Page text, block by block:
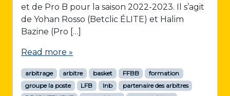
et de Pro B pour la saison 2022-2023. Il s’agit
de Yohan Rosso (Betclic ÉLITE) et Halim
Bazine (Pro […]
Read more »
arbitrage arbitre basket FFBB
formation
groupe la poste
LFB lnb
partenaire des arbitres